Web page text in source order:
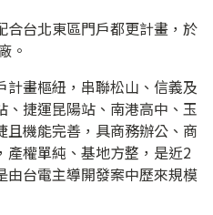
合台北東區門戶都更計畫，於
。
計畫樞紐，串聯松山、信義及
、捷運昆陽站、南港高中、玉
且機能完善，具商務辦公、商
產權單純、基地方整，是近2
由台電主導開發案中歷來規模